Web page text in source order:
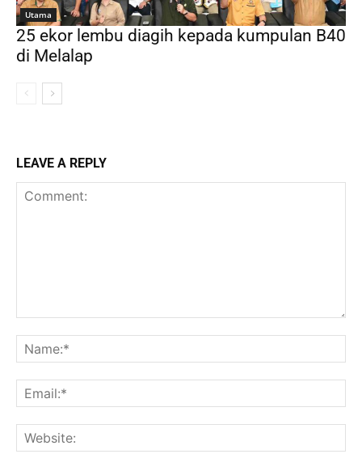
Utama
25 ekor lembu diagih kepada kumpulan B40
di Melalap
LEAVE A REPLY